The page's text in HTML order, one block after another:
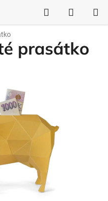
Hledat
KOŠÍK
prasátko